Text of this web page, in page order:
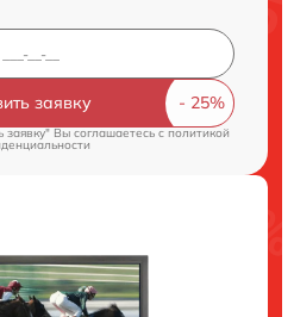
заявку
заявку" Вы соглашаетесь cполитикой